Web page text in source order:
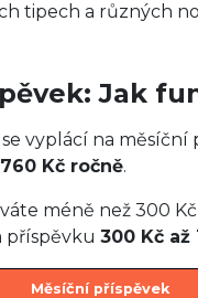
tipech a různých
Jak
vyplácí na měsíční
Kč ročně.
méně než 300
příspěvku 300 Kč až
Měsíční příspěvek